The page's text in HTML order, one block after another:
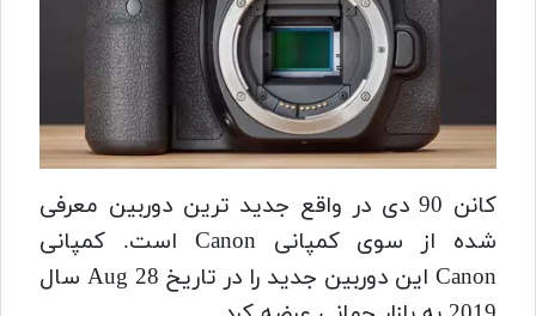
کانن 90 دی در واقع جدید ترین دوربین معرفی
شده از سوی کمپانی Canon است. کمپانی
Canon این دوربین جدید را در تاریخ 28 Aug سال